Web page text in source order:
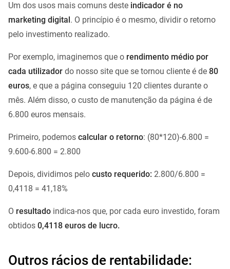
Um dos usos mais comuns deste indicador é no
marketing digital . O princípio é o mesmo, dividir o retorno
pelo investimento realizado.
Por exemplo, imaginemos que o rendimento médio por
cada utilizador do nosso site que se tornou cliente é de 80
euros, e que a página conseguiu 120 clientes durante o
mês. Além disso, o custo de manutenção da página é de
6.800 euros mensais.
Primeiro, podemos calcular o retorno: (80*120)-6.800 =
9.600-6.800 = 2.800
Depois, dividimos pelo custo requerido: 2.800/6.800 =
0,4118 = 41,18%
O resultado indica-nos que, por cada euro investido, foram
obtidos 0,4118 euros de lucro.
Outros rácios de rentabilidade: